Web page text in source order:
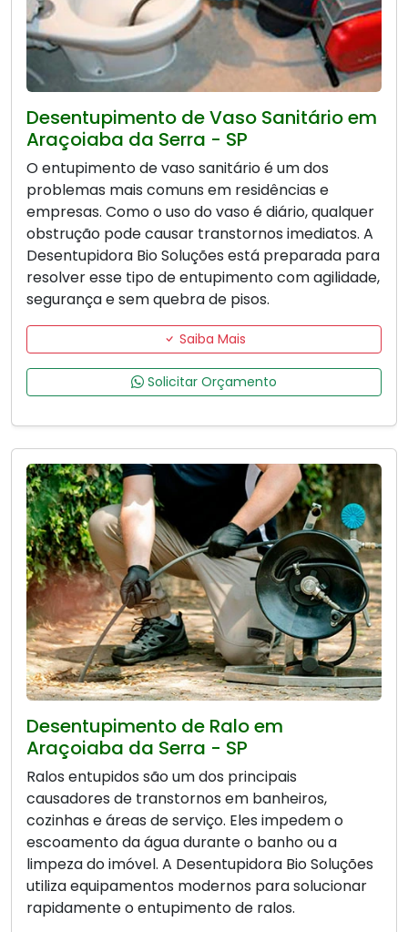
Desentupimento de Vaso Sanitário em
Araçoiaba da Serra - SP
O entupimento de vaso sanitário é um dos
problemas mais comuns em residências e
empresas. Como o uso do vaso é diário, qualquer
obstrução pode causar transtornos imediatos. A
Desentupidora Bio Soluções está preparada para
resolver esse tipo de entupimento com agilidade,
segurança e sem quebra de pisos.
Saiba Mais
Solicitar Orçamento
Desentupimento de Ralo em
Araçoiaba da Serra - SP
Ralos entupidos são um dos principais
causadores de transtornos em banheiros,
cozinhas e áreas de serviço. Eles impedem o
escoamento da água durante o banho ou a
limpeza do imóvel. A Desentupidora Bio Soluções
utiliza equipamentos modernos para solucionar
rapidamente o entupimento de ralos.